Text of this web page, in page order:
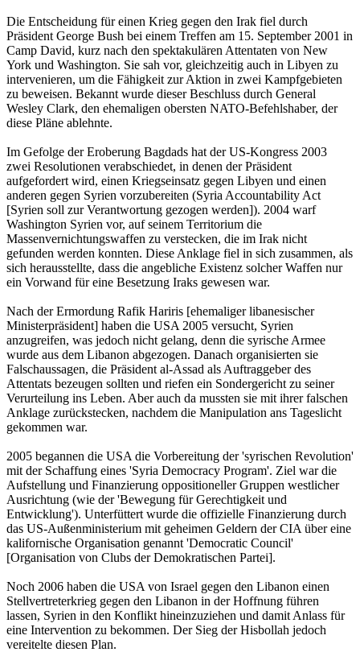
Die Entscheidung für einen Krieg gegen den Irak fiel durch
Präsident George Bush bei einem Treffen am 15. September 2001 in
Camp David, kurz nach den spektakulären Attentaten von New
York und Washington. Sie sah vor, gleichzeitig auch in Libyen zu
intervenieren, um die Fähigkeit zur Aktion in zwei Kampfgebieten
zu beweisen. Bekannt wurde dieser Beschluss durch General
Wesley Clark, den ehemaligen obersten NATO-Befehlshaber, der
diese Pläne ablehnte.
Im Gefolge der Eroberung Bagdads hat der US-Kongress 2003
zwei Resolutionen verabschiedet, in denen der Präsident
aufgefordert wird, einen Kriegseinsatz gegen Libyen und einen
anderen gegen Syrien vorzubereiten (Syria Accountability Act
[Syrien soll zur Verantwortung gezogen werden]). 2004 warf
Washington Syrien vor, auf seinem Territorium die
Massenvernichtungswaffen zu verstecken, die im Irak nicht
gefunden werden konnten. Diese Anklage fiel in sich zusammen, als
sich herausstellte, dass die angebliche Existenz solcher Waffen nur
ein Vorwand für eine Besetzung Iraks gewesen war.
Nach der Ermordung Rafik Hariris [ehemaliger libanesischer
Ministerpräsident] haben die USA 2005 versucht, Syrien
anzugreifen, was jedoch nicht gelang, denn die syrische Armee
wurde aus dem Libanon abgezogen. Danach organisierten sie
Falschaussagen, die Präsident al-Assad als Auftraggeber des
Attentats bezeugen sollten und riefen ein Sondergericht zu seiner
Verurteilung ins Leben. Aber auch da mussten sie mit ihrer falschen
Anklage zurückstecken, nachdem die Manipulation ans Tageslicht
gekommen war.
2005 begannen die USA die Vorbereitung der 'syrischen Revolution'
mit der Schaffung eines 'Syria Democracy Program'. Ziel war die
Aufstellung und Finanzierung oppositioneller Gruppen westlicher
Ausrichtung (wie der 'Bewegung für Gerechtigkeit und
Entwicklung'). Unterfüttert wurde die offizielle Finanzierung durch
das US-Außenministerium mit geheimen Geldern der CIA über eine
kalifornische Organisation genannt 'Democratic Council'
[Organisation von Clubs der Demokratischen Partei].
Noch 2006 haben die USA von Israel gegen den Libanon einen
Stellvertreterkrieg gegen den Libanon in der Hoffnung führen
lassen, Syrien in den Konflikt hineinzuziehen und damit Anlass für
eine Intervention zu bekommen. Der Sieg der Hisbollah jedoch
vereitelte diesen Plan.